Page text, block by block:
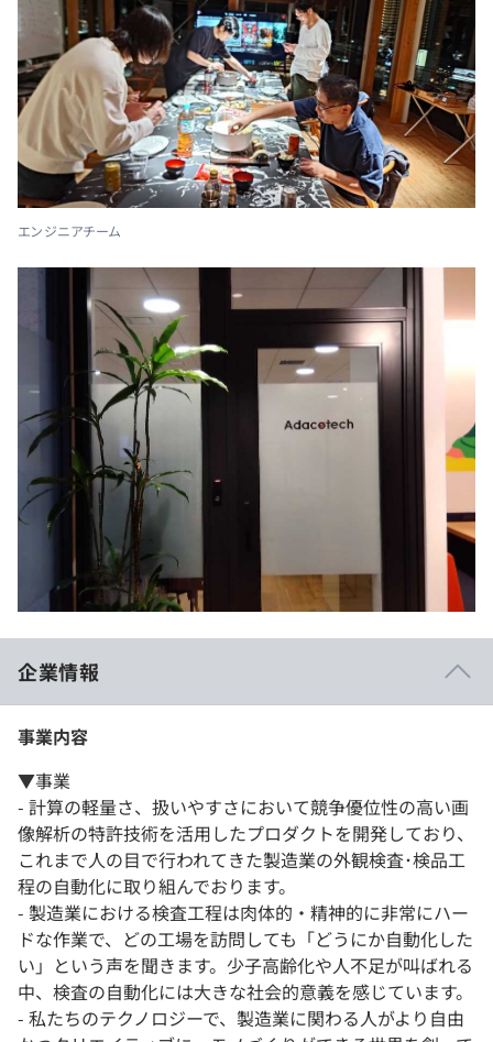
エンジニアチーム
企業情報
事業内容
▼事業
- 計算の軽量さ、扱いやすさにおいて競争優位性の高い画
像解析の特許技術を活用したプロダクトを開発しており、
これまで人の目で行われてきた製造業の外観検査･検品工
程の自動化に取り組んでおります。
- 製造業における検査工程は肉体的・精神的に非常にハー
ドな作業で、どの工場を訪問しても「どうにか自動化した
い」という声を聞きます。少子高齢化や人不足が叫ばれる
中、検査の自動化には大きな社会的意義を感じています。
- 私たちのテクノロジーで、製造業に関わる人がより自由